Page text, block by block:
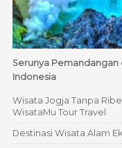
Serunya Pemandangan
Indonesia
Wisata Jogja Tanpa
WisataMu Tour Travel
Destinasi Wisata Alam